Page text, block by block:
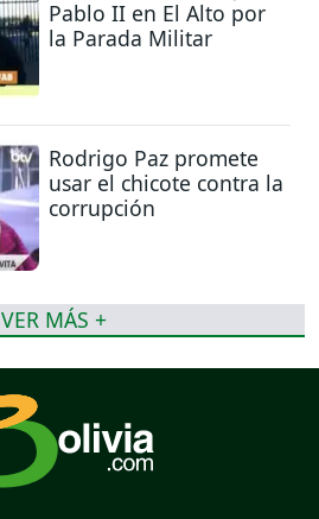
Pablo II en El Alto por
la Parada Militar
Rodrigo Paz promete
usar el chicote contra la
corrupción
VER MÁS +